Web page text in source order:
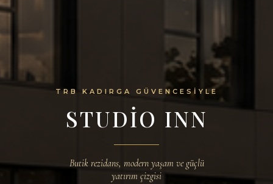
TRB KADIRGA GÜVENCESIYLE
STUDIO INN
Butik rezidans, modern yaşam ve güçlü
yatırım çizgisi